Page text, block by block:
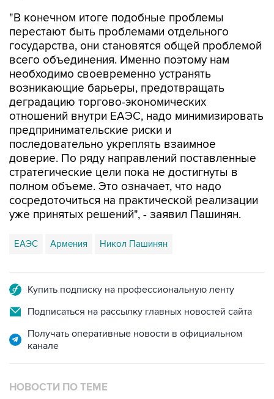
"В конечном итоге подобные проблемы
перестают быть проблемами отдельного
государства, они становятся общей проблемой
всего объединения. Именно поэтому нам
необходимо своевременно устранять
возникающие барьеры, предотвращать
деградацию торгово-экономических
отношений внутри ЕАЭС, надо минимизировать
предпринимательские риски и
последовательно укреплять взаимное
доверие. По ряду направлений поставленные
стратегические цели пока не достигнуты в
полном объеме. Это означает, что надо
сосредоточиться на практической реализации
уже принятых решений", - заявил Пашинян.
ЕАЭС Армения Никол Пашинян
Купить подписку на профессиональную ленту
Подписаться на рассылку главных новостей сайта
Получать оперативные новости в официальном
канале
НОВОСТИ ПО ТЕМЕ